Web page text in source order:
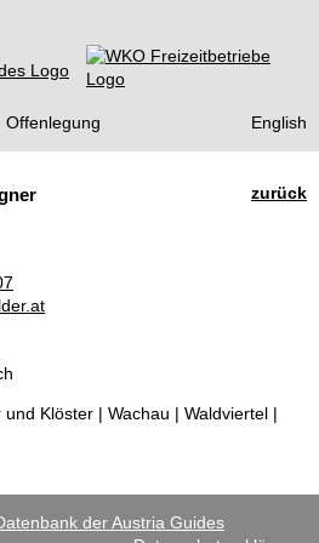
Offenlegung English
zurück
Klöster | Wachau | Waldviertel |
der Austria Guides